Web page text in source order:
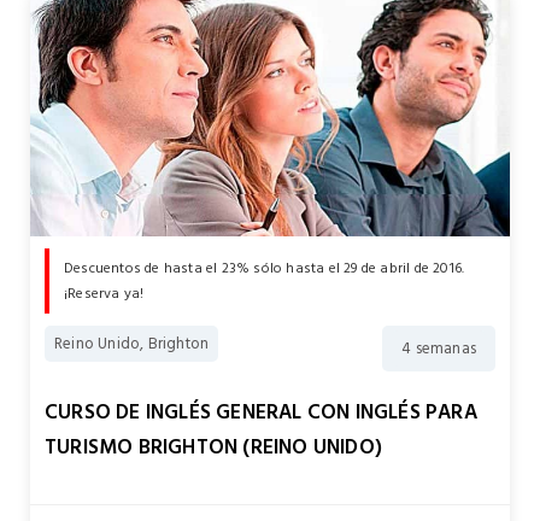
Descuentos de hasta el 23% sólo hasta el 29 de abril de 2016.
¡Reserva ya!
Reino Unido, Brighton 4 semanas
CURSO DE INGLÉS GENERAL CON INGLÉS PARA
TURISMO BRIGHTON (REINO UNIDO)